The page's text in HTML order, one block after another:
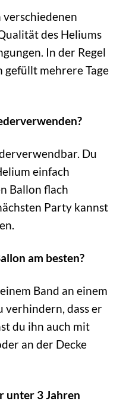
des Heliums
In der Regel
mehrere Tage
Du
einfach
Ballon flach
Party kannst
am besten?
Band an einem
verhindern, dass er
du ihn auch mit
an der Decke
unter 3 Jahren